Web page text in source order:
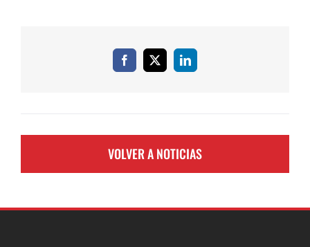
Facebook
X LinkedIn
VOLVER A NOTICIAS